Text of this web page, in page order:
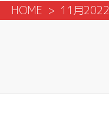
HOME 11月2022